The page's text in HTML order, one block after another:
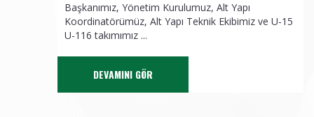
Başkanımız, Yönetim Kurulumuz, Alt Yapı
Koordinatörümüz, Alt Yapı Teknik Ekibimiz ve U-15
U-116 takımımız ...
DEVAMINI GÖR